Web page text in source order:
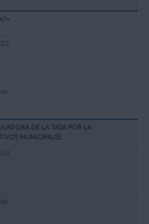
>
DE LA TASA POR LA
MUNICIPALES